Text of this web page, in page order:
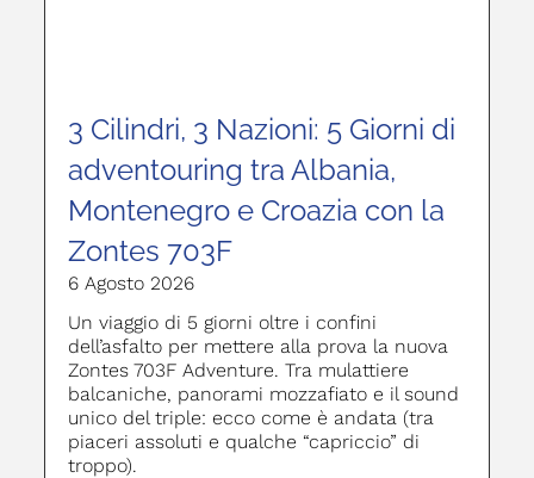
3 Cilindri, 3 Nazioni: 5 Giorni di
adventouring tra Albania,
Montenegro e Croazia con la
Zontes 703F
6 Agosto 2026
Un viaggio di 5 giorni oltre i confini
dell’asfalto per mettere alla prova la nuova
Zontes 703F Adventure. Tra mulattiere
balcaniche, panorami mozzafiato e il sound
unico del triple: ecco come è andata (tra
piaceri assoluti e qualche “capriccio” di
troppo).